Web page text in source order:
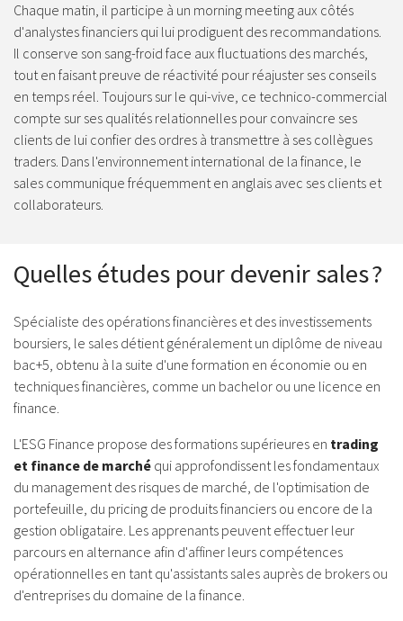
Chaque matin, il participe à un morning meeting aux côtés
d'analystes financiers qui lui prodiguent des recommandations.
Il conserve son sang-froid face aux fluctuations des marchés,
tout en faisant preuve de réactivité pour réajuster ses conseils
en temps réel. Toujours sur le qui-vive, ce technico-commercial
compte sur ses qualités relationnelles pour convaincre ses
clients de lui confier des ordres à transmettre à ses collègues
traders. Dans l'environnement international de la finance, le
sales communique fréquemment en anglais avec ses clients et
collaborateurs.
Quelles études pour devenir sales ?
Spécialiste des opérations financières et des investissements
boursiers, le sales détient généralement un diplôme de niveau
bac+5, obtenu à la suite d'une formation en économie ou en
techniques financières, comme un bachelor ou une licence en
finance.
L'ESG Finance propose des formations supérieures en trading
et finance de marché qui approfondissent les fondamentaux
du management des risques de marché, de l'optimisation de
portefeuille, du pricing de produits financiers ou encore de la
gestion obligataire. Les apprenants peuvent effectuer leur
parcours en alternance afin d'affiner leurs compétences
opérationnelles en tant qu'assistants sales auprès de brokers ou
d'entreprises du domaine de la finance.